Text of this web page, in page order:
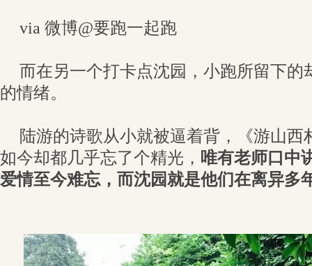
via 微博@要跑一起跑
而在另一个打卡点沈园，小跑所留下的
的情绪。
陆游的诗歌从小就被逼着背，《游山西
如今却都几乎忘了个精光， 唯有老师口中
爱情至今难忘，而沈园就是他们在离异多